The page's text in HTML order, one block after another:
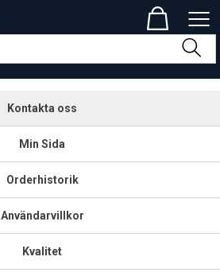
Kontakta oss
Min Sida
Orderhistorik
Användarvillkor
Kvalitet